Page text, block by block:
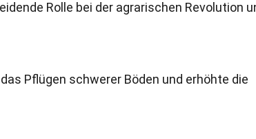
Rolle bei der agrarischen Revolution
Pflügen schwerer Böden und erhöhte die